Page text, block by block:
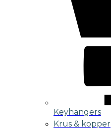
Keyhangers
Krus & kopper